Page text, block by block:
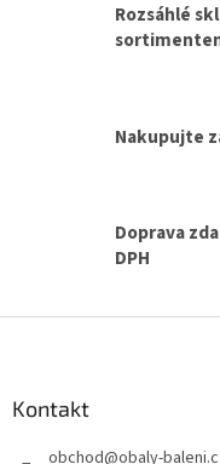
Rozsáhlé
Nakupujte
Doprava
DPH
Kontakt
obchod@obaly-